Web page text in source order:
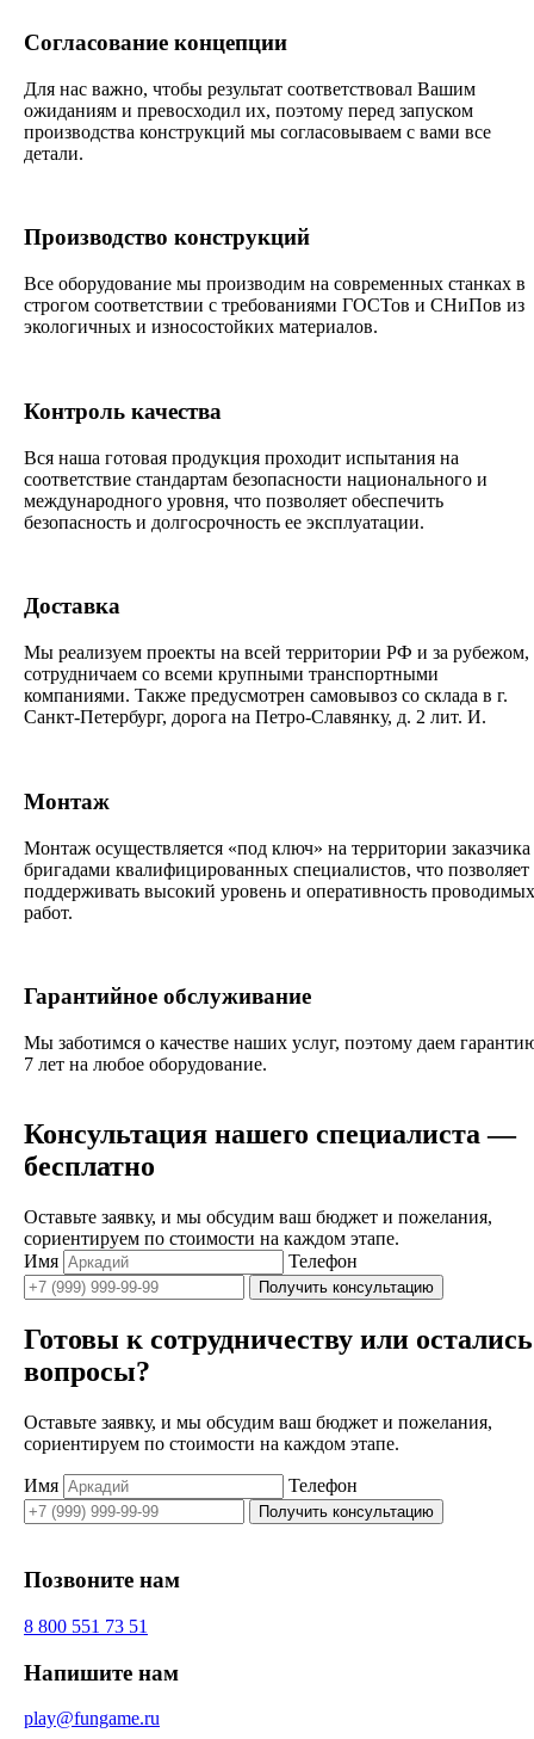
Согласование концепции
Для нас важно, чтобы результат соответствовал Вашим
ожиданиям и превосходил их, поэтому перед запуском
производства конструкций мы согласовываем с вами все
детали.
Производство конструкций
Все оборудование мы производим на современных станках в
строгом соответствии с требованиями ГОСТов и СНиПов из
экологичных и износостойких материалов.
Контроль качества
Вся наша готовая продукция проходит испытания на
соответствие стандартам безопасности национального и
международного уровня, что позволяет обеспечить
безопасность и долгосрочность ее эксплуатации.
Доставка
Мы реализуем проекты на всей территории РФ и за рубежом,
сотрудничаем со всеми крупными транспортными
компаниями. Также предусмотрен самовывоз со склада в г.
Санкт-Петербург, дорога на Петро-Славянку, д. 2 лит. И.
Монтаж
Монтаж осуществляется «под ключ» на территории заказчика
бригадами квалифицированных специалистов, что позволяет
поддерживать высокий уровень и оперативность проводимых
работ.
Гарантийное обслуживание
Мы заботимся о качестве наших услуг, поэтому даем
7 лет на любое оборудование.
Консультация нашего специалиста —
бесплатно
Оставьте заявку, и мы обсудим ваш бюджет и пожелания,
сориентируем по стоимости на каждом этапе.
Имя
Телефон
Получить консультацию
Готовы к сотрудничеству или остались
вопросы?
Оставьте заявку, и мы обсудим ваш бюджет и пожелания,
сориентируем по стоимости на каждом этапе.
Имя Телефон
Получить консультацию
Позвоните нам
8 800 551 73 51
Напишите нам
play@fungame.ru